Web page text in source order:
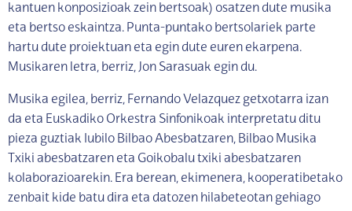
kantuen konposizioak zein bertsoak) osatzen dute musika
eta bertso eskaintza. Punta-puntako bertsolariek parte
hartu dute proiektuan eta egin dute euren ekarpena.
Musikaren letra, berriz, Jon Sarasuak egin du.
Musika egilea, berriz, Fernando Velazquez getxotarra izan
da eta Euskadiko Orkestra Sinfonikoak interpretatu ditu
pieza guztiak Iubilo Bilbao Abesbatzaren, Bilbao Musika
Txiki abesbatzaren eta Goikobalu txiki abesbatzaren
kolaborazioarekin. Era berean, ekimenera, kooperatibetako
zenbait kide batu dira eta datozen hilabeteotan gehiago